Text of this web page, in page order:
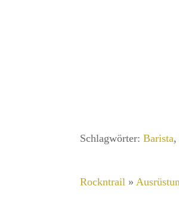
Schlagwörter:Barista
Rockntrail »